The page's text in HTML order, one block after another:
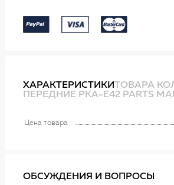
ХАРАКТЕРИСТИКИТОВАРА
ПЕРЕДНИЕ PKA-E42 PARTS
Цена товара
ОБСУЖДЕНИЯ И ВОПРОСЫ